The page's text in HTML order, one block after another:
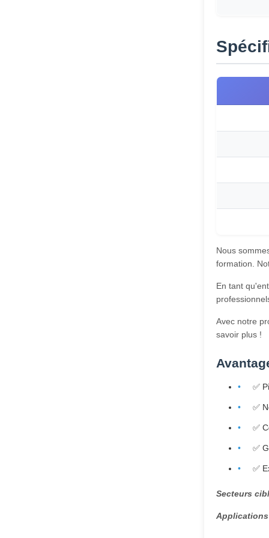
Nous
formation.
En tant
Avec notre
savoir plus !
✅
✅
✅
✅
✅
Secteurs